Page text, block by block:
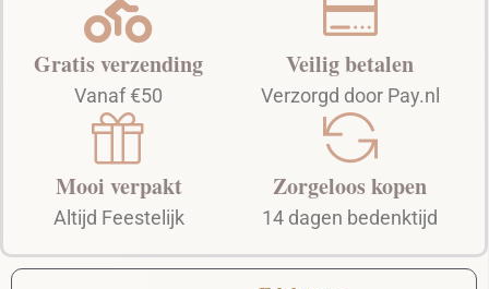
Gratis verzending
Vanaf €50
Mooi verpakt
Altijd Feestelijk
Veilig betalen
Verzorgd door Pay.nl
Zorgeloos kopen
14 dagen bedenktijd